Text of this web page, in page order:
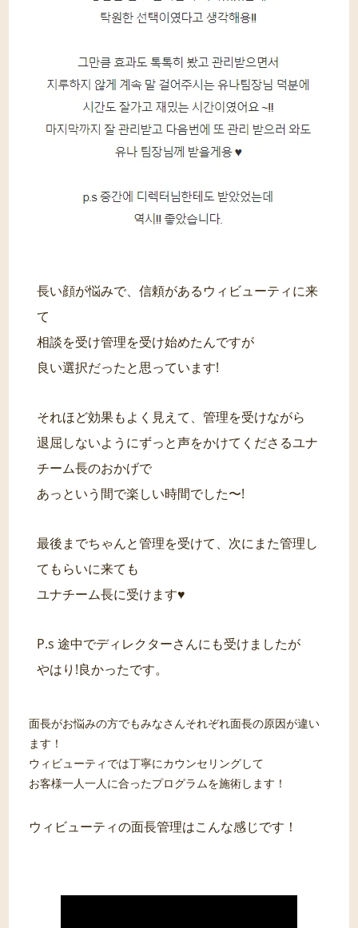
長い顔が悩みで、信頼があるウィビューティに来
て
相談を受け管理を受け始めたんですが
良い選択だったと思っています!
それほど効果もよく見えて、管理を受けながら
退屈しないようにずっと声をかけてくださるユナ
チーム長のおかげで
あっという間で楽しい時間でした〜!
最後までちゃんと管理を受けて、次にまた管理し
てもらいに来ても
ユナチーム長に受けます♥
P.s 途中でディレクターさんにも受けましたが
やはり!良かったです。
面長がお悩みの方でもみなさんそれぞれ面長の原因が違い
ます！
ウィビューティでは丁寧にカウンセリングして
お客様一人一人に合ったプログラムを施術します！
ウィビューティの面長管理はこんな感じです！